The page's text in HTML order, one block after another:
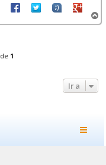
r
de 1
Ir a